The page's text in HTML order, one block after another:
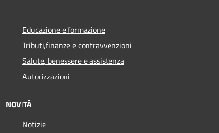
Educazione e formazione
Tributi,finanze e contravvenzioni
Salute, benessere e assistenza
Autorizzazioni
NOVITÀ
Notizie